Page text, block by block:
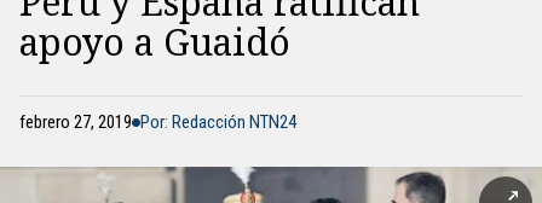
apoyo a Guaidó
febrero 27, 2019 Por: Redacción NTN24